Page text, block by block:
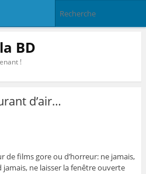
BD
!
d’air…
de films gore ou d’horreur: ne jamais,
jamais, ne laisser la fenêtre ouverte